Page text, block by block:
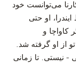
می‌توانست خود
او حتی
و
از او گرفته شد.
- نیستی. تا زمانی